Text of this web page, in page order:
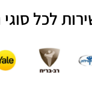
לכל